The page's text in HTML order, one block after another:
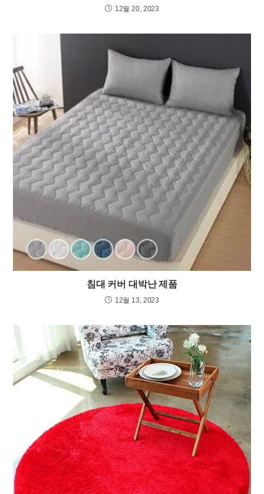
12월 20, 2023
침대 커버 대박난 제품
12월 13, 2023